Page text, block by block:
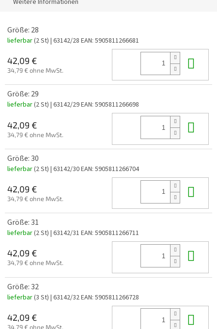
Weitere Informationen
Größe: 28
lieferbar(2 St) | 63142/28 EAN: 5905811266681
42,09 €
34,79 € ohne MwSt.
Größe: 29
lieferbar(2 St) | 63142/29EAN: 5905811266698
42,09 €
34,79 € ohne MwSt.
Größe: 30
lieferbar(2 St) | 63142/30EAN: 5905811266704
42,09 €
34,79 € ohne MwSt.
Größe: 31
lieferbar(2 St) | 63142/31 EAN: 5905811266711
42,09 €
34,79 € ohne MwSt.
Größe: 32
lieferbar(3 St) | 63142/32EAN: 5905811266728
42,09 €
34,79 € ohne MwSt.